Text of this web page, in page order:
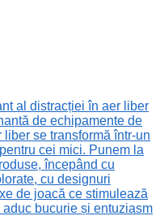
al distracției în aer liber
de echipamente de
se transformă într-un
cei mici. Punem la
începând cu
cu designuri
de joacă ce stimulează
bucurie și entuziasm